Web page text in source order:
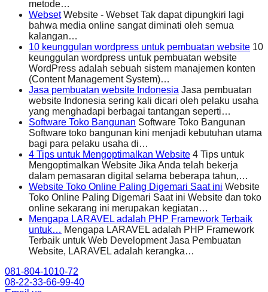
metode…
WebsetWebsite - Webset Tak dapat dipungkiri lagi
bahwa media online sangat diminati oleh semua
kalangan…
10 keunggulan wordpress untuk pembuatan website 10
keunggulan wordpress untuk pembuatan website
WordPress adalah sebuah sistem manajemen konten
(Content Management System)…
Jasa pembuatan website Indonesia Jasa pembuatan
website Indonesia sering kali dicari oleh pelaku usaha
yang menghadapi berbagai tantangan seperti…
Software Toko Bangunan Software Toko Bangunan
Software toko bangunan kini menjadi kebutuhan utama
bagi para pelaku usaha di…
4 Tips untuk Mengoptimalkan Website 4 Tips untuk
Mengoptimalkan Website Jika Anda telah bekerja
dalam pemasaran digital selama beberapa tahun,…
Website Toko Online Paling Digemari Saat ini Website
Toko Online Paling Digemari Saat ini Website dan toko
online sekarang ini merupakan kegiatan…
Mengapa LARAVEL adalah PHP Framework Terbaik
untuk… Mengapa LARAVEL adalah PHP Framework
Terbaik untuk Web Development Jasa Pembuatan
Website, LARAVEL adalah kerangka…
081-804-1010-72
08-22-33-66-99-40